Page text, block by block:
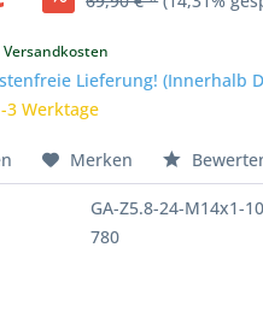
Versandkosten
Lieferung! (Innerhalb
3 Werktage
Merken
GA-Z5.8-24-M14x1-10
780